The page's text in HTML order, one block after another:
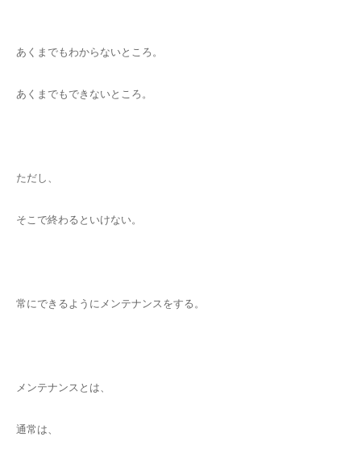
あくまでもわからないところ。
あくまでもできないところ。
ただし、
そこで終わるといけない。
常にできるようにメンテナンスをする。
メンテナンスとは、
通常は、